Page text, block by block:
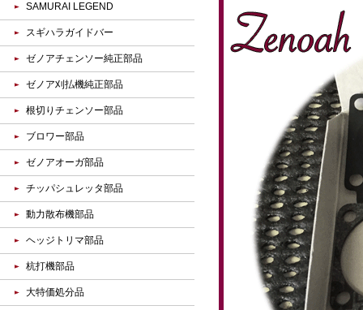
SAMURAI LEGEND
スギハラガイドバー
ゼノアチェンソー純正部品
ゼノア刈払機純正部品
根切りチェンソー部品
ブロワー部品
ゼノアオーガ部品
チッパシュレッタ部品
動力散布機部品
ヘッジトリマ部品
杭打機部品
大特価処分品